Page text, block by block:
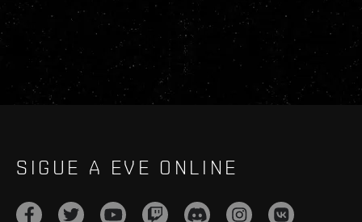
SIGUE A EVE ONLINE